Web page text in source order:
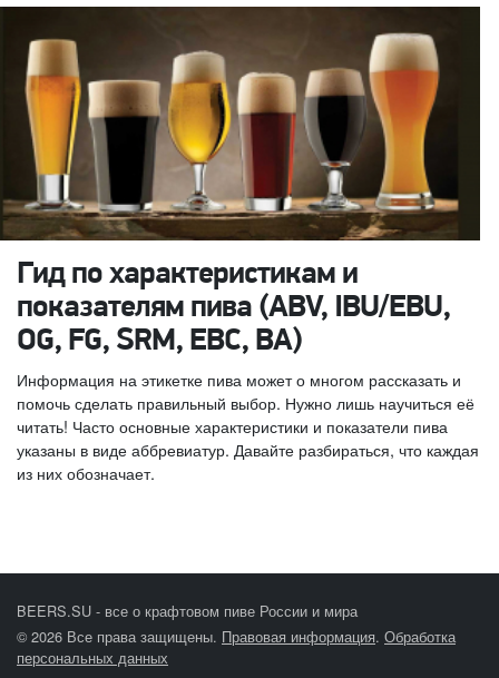
Гид по характеристикам и
показателям пива (ABV, IBU/EBU,
OG, FG, SRM, EBC, BA)
Информация на этикетке пива может о многом рассказать и
помочь сделать правильный выбор. Нужно лишь научиться её
читать! Часто основные характеристики и показатели пива
указаны в виде аббревиатур. Давайте разбираться, что каждая
из них обозначает.
BEERS.SU - все о крафтовом пиве России и мира
© 2026 Все права защищены. Правовая информация. Обработка
персональных данных